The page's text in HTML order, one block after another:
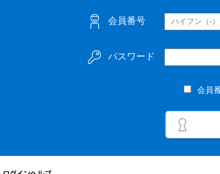
会員番号
パスワード
会員